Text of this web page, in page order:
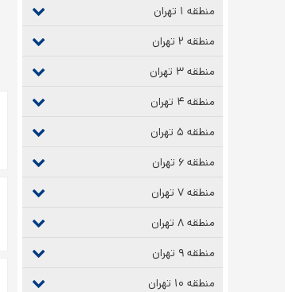
منطقه ۱ تهران
منطقه ۲ تهران
منطقه ۳ تهران
منطقه ۴ تهران
منطقه ۵ تهران
منطقه ۶ تهران
منطقه ۷ تهران
منطقه ۸ تهران
منطقه ۹ تهران
منطقه ۱۰ تهران